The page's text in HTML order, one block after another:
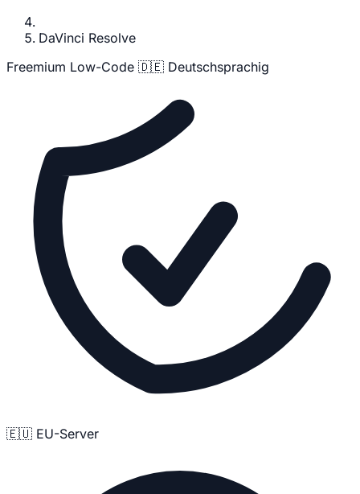
DaVinci Resolve
Freemium Low-Code 🇩🇪 Deutschsprachig
🇪🇺 EU-Server